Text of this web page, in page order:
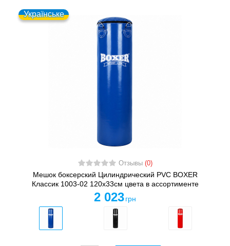
Українське
Отзывы (0)
Мешок боксерский Цилиндрический PVC BOXER
Классик 1003-02 120х33см цвета в ассортименте
2 023 грн